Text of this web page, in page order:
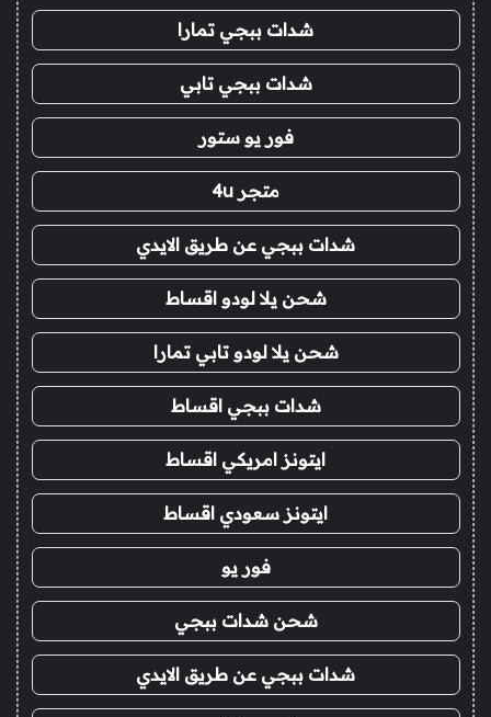
شدات ببجي تمارا
شدات ببجي تابي
فور يو ستور
متجر 4u
شدات ببجي عن طريق الايدي
شحن يلا لودو اقساط
شحن يلا لودو تابي تمارا
شدات ببجي اقساط
ايتونز امريكي اقساط
ايتونز سعودي اقساط
فور يو
شحن شدات ببجي
شدات ببجي عن طريق الايدي